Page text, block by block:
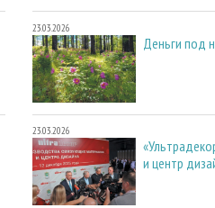
23.03.2026
Деньги под
23.03.2026
и центр